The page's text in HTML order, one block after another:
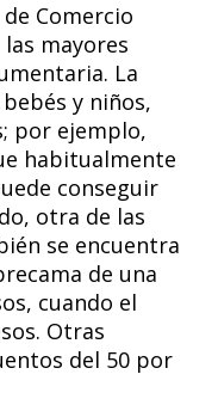
Comercio
mayores
La
y niños,
por ejemplo,
habitualmente
conseguir
otra de las
se encuentra
de una
cuando el
Otras
del 50 por